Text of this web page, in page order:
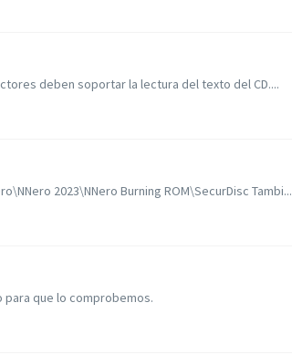
deben soportar la lectura del texto del CD....
2023\NNero Burning ROM\SecurDisc Tambi...
para que lo comprobemos.